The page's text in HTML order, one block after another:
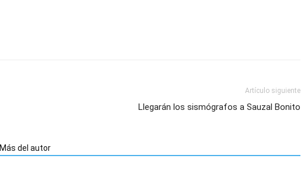
Artículo siguiente
Llegarán los sismógrafos a Sauzal Bonito
Más del autor